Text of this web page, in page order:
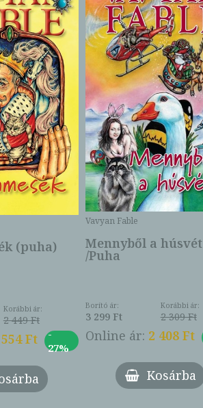
(puha)
Korábbi ár:
2 449 Ft
Ft
-
27%
Vavyan Fable
Mennyből a húsvét
/Puha
Borító ár:
3 299 Ft
Korábbi ár:
2 309 Ft
Online ár: 2 408 Ft
Kosárba